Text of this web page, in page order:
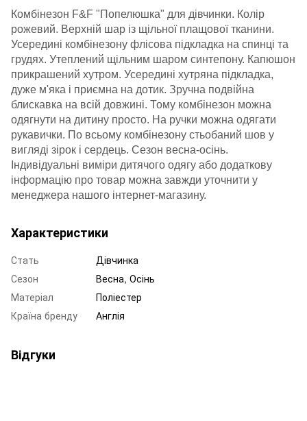
Комбінезон F&F "Попелюшка" для дівчинки. Колір
рожевий. Верхній шар із щільної плащової тканини.
Усередині комбінезону флісова підкладка на спинці та
грудях. Утеплений щільним шаром синтепону. Капюшон
прикрашений хутром. Усередині хутряна підкладка,
дуже м'яка і приємна на дотик. Зручна подвійна
блискавка на всій довжині. Тому комбінезон можна
одягнути на дитину просто. На ручки можна одягати
рукавички. По всьому комбінезону стьобаний шов у
вигляді зірок і сердець. Сезон весна-осінь.
Індивідуальні виміри дитячого одягу або додаткову
інформацію про товар можна завжди уточнити у
менеджера нашого інтернет-магазину.
Характеристики
Стать
Дівчинка
Сезон
Весна, Осінь
Матеріал
Поліестер
Країна бренду
Англія
Відгуки